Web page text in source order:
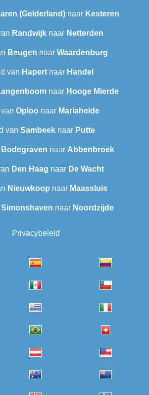
(Gelderland) naar Kesteren
Randwijknaar Netterden
Beugen naar Waardenburg
van Hapertnaar Handel
naar Hooge Mierde
Oploo naar Mariaheide
van Sambeeknaar Putte
Bodegraven naar Abbenbroek
Den Haag naar De Wacht
Nieuwkoop naar Maassluis
Simonshaven naar Noordzijde
Privacybeleid